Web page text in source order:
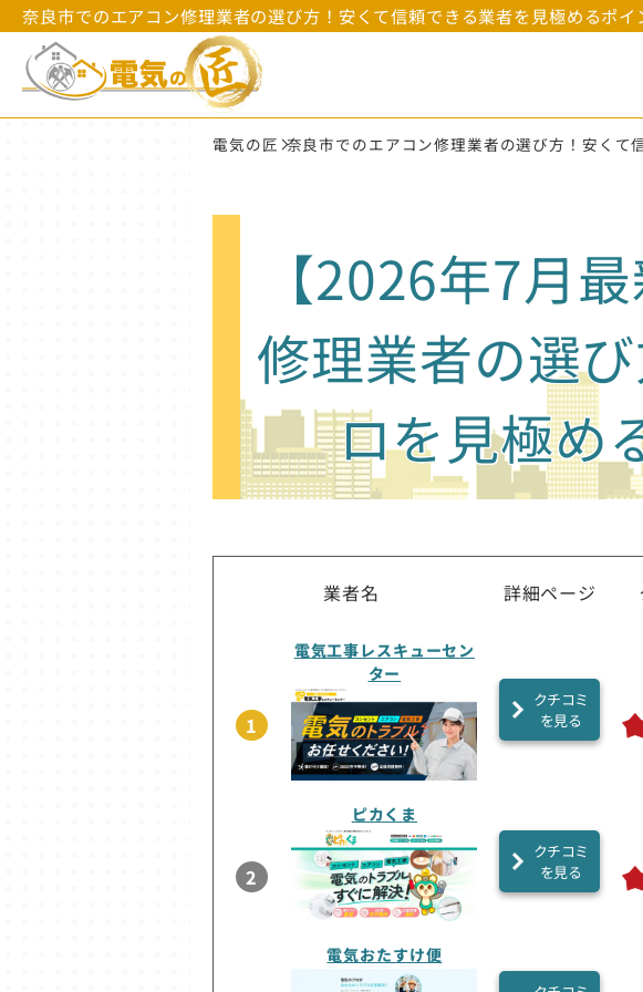
奈良市でのエアコン修理業者の選び方！安くて信頼できる業者を見極めるポイ
電気の匠 奈良市でのエアコン修理業者の選び方！安くて
【2026年7月
修理業者の選
ロを見極め
業者名 詳細ページ
1
電気工事レスキューセン
ター
クチコミ
を見る
2
ピカくま
クチコミ
を見る
電気おたすけ便